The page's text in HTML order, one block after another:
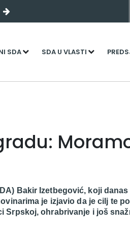
SDA SDA U VLASTI
Bakir Izetbegović, koji
je izjavio da je cilj te
Srpskoj, ohrabrivanje i još